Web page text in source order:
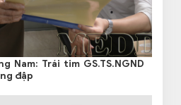
Nam: Trái tim GS.TS.NGND
đập